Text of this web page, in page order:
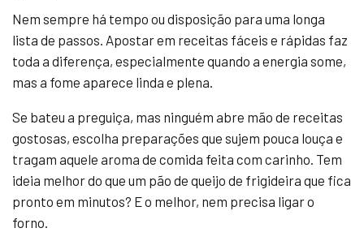
Nem sempre há tempo ou disposição para uma longa
lista de passos. Apostar em receitas fáceis e rápidas faz
toda a diferença, especialmente quando a energia some,
mas a fome aparece linda e plena.
Se bateu a preguiça, mas ninguém abre mão de receitas
gostosas, escolha preparações que sujem pouca louça e
tragam aquele aroma de comida feita com carinho. Tem
ideia melhor do que um pão de queijo de frigideira que fica
pronto em minutos? E o melhor, nem precisa ligar o
forno.